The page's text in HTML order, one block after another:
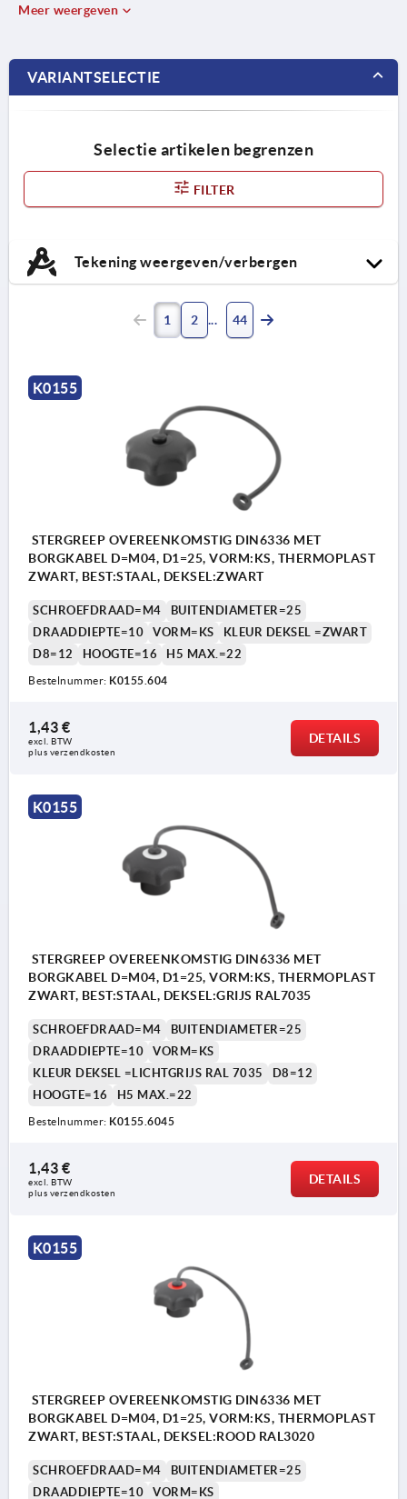
Meer weergeven
VARIANTSELECTIE
Selectie artikelen begrenzen
FILTER
Tekening weergeven/verbergen
Vorm KS: met draadbus, met deksel
1 2 44
K0155
STERGREEP OVEREENKOMSTIG DIN6336 MET
BORGKABEL D=M04, D1=25, VORM:KS, THERMOPLAST
ZWART, BEST:STAAL, DEKSEL:ZWART
SCHROEFDRAAD=M4
BUITENDIAMETER=25
DRAADDIEPTE=10
VORM=KS
KLEUR DEKSEL =ZWART
D8=12
HOOGTE=16 H5 MAX.=22
Bestelnummer: K0155.604
1,43 €
excl. BTW
plus verzendkosten
DETAILS
K0155
STERGREEP OVEREENKOMSTIG DIN6336 MET
BORGKABEL D=M04, D1=25, VORM:KS, THERMOPLAST
ZWART, BEST:STAAL, DEKSEL:GRIJS RAL7035
SCHROEFDRAAD=M4
BUITENDIAMETER=25
DRAADDIEPTE=10
VORM=KS
KLEUR DEKSEL =LICHTGRIJS RAL 7035
D8=12
HOOGTE=16
H5 MAX.=22
Bestelnummer: K0155.6045
1,43 €
excl. BTW
plus verzendkosten
DETAILS
K0155
STERGREEP OVEREENKOMSTIG DIN6336 MET
BORGKABEL D=M04, D1=25, VORM:KS, THERMOPLAST
ZWART, BEST:STAAL, DEKSEL:ROOD RAL3020
SCHROEFDRAAD=M4
BUITENDIAMETER=25
DRAADDIEPTE=10
VORM=KS